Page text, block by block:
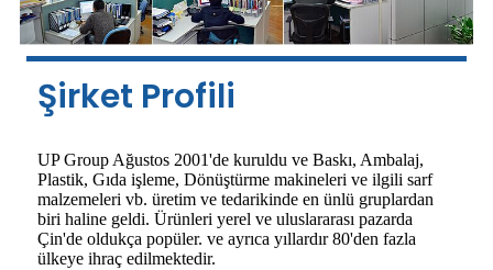
Şirket Profili
UP Group Ağustos 2001'de kuruldu ve Baskı, Ambalaj,
Plastik, Gıda işleme, Dönüştürme makineleri ve ilgili sarf
malzemeleri vb. üretim ve tedarikinde en ünlü gruplardan
biri haline geldi. Ürünleri yerel ve uluslararası pazarda
Çin'de oldukça popüler. ve ayrıca yıllardır 80'den fazla
ülkeye ihraç edilmektedir.